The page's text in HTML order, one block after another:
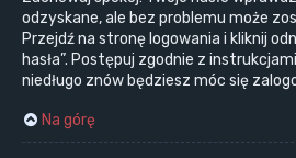
odzyskane, ale bez problemu może
Przejdź na stronę logowania i kliknij
hasła”. Postępuj zgodnie z
niedługo znów będziesz móc się
Na górę